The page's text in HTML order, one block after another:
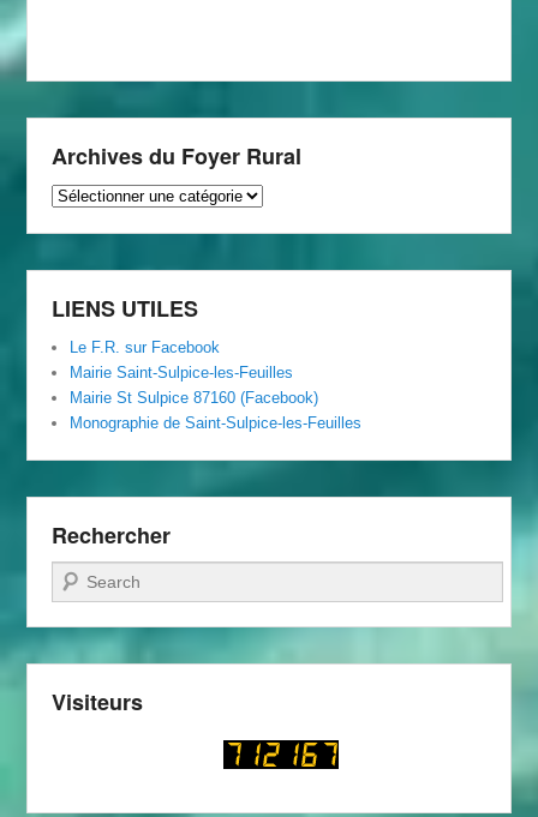
Archives du Foyer Rural
Archives
Rural
LIENS UTILES
Le F.R. sur Facebook
Mairie Saint-Sulpice-les-Feuilles
Mairie St Sulpice 87160 (Facebook)
Monographie de Saint-Sulpice-les-Feuilles
Rechercher
Recherche
Visiteurs